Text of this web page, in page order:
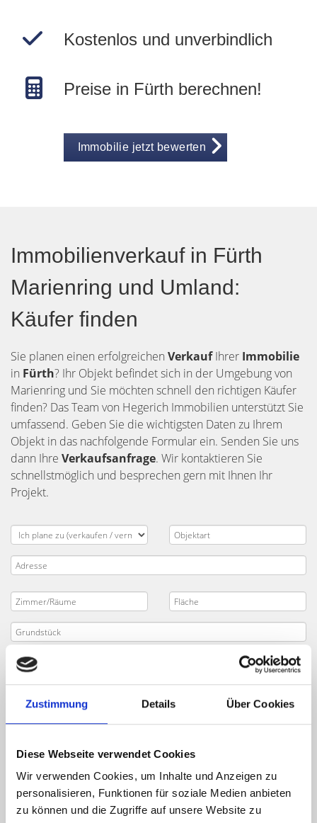
Zustimmung Details Über Cookies
Diese Webseite verwendet Cookies
Wir verwenden Cookies, um Inhalte und Anzeigen zu
personalisieren, Funktionen für soziale Medien anbieten
zu können und die Zugriffe auf unsere Website zu
Kostenlos und unverbindlich
Preise in Fürth berechnen!
Immobilie jetzt bewerten
Immobilienverkauf in Fürth
Marienring und Umland:
Käufer finden
Sie planen einen erfolgreichen VerkaufIhrer Immobilie
in Fürth? Ihr Objekt befindet sich in der Umgebung von
Marienring und Sie möchten schnell den richtigen Käufer
finden? Das Team von Hegerich Immobilien unterstützt Sie
umfassend. Geben Sie die wichtigsten Daten zu Ihrem
Objekt in das nachfolgende Formular ein. Senden Sie uns
dann Ihre Verkaufsanfrage. Wir kontaktieren Sie
schnellstmöglich und besprechen gern mit Ihnen Ihr
Projekt.